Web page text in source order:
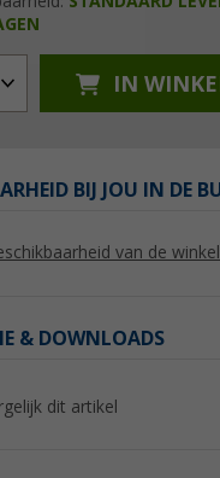
IN
BIJ JOU IN DE
van de
& DOWNLOADS
dit artikel